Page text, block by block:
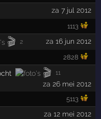
za 7 jul 2012
1113
🎬 2 za 16 jun 2012
2828
🎬 11
za 26 mei 2012
5113
za 12 mei 2012